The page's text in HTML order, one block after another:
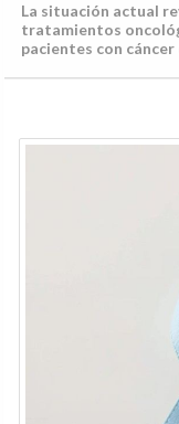
La situación actual
tratamientos
pacientes con